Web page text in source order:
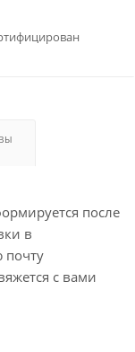
после
в
почту
с вами